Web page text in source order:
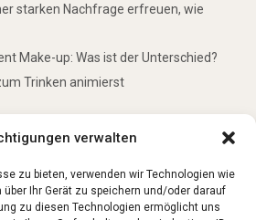
verwalten
zu bieten, verwenden wir Technologien wie
Ihr Gerät zu speichern und/oder darauf
zu diesen Technologien ermöglicht uns
starken Nachfrage erfreuen, wie
Make-up: Was ist der Unterschied?
Trinken animierst
einen Mini-Schwimmring haben sollte
verboten?